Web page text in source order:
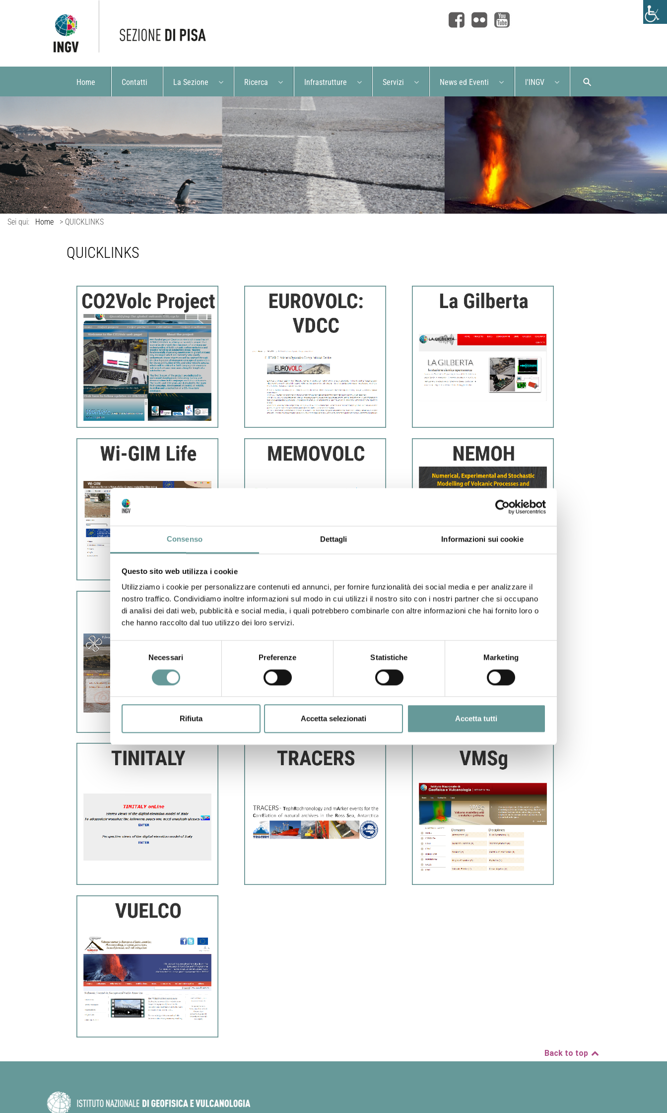
Consenso Dettagli Informazioni sui cookie
Questo sito web utilizza i cookie
Utilizziamo i cookie per personalizzare contenuti ed annunci, per fornire funzionalità dei social media e per analizzare il
nostro traffico. Condividiamo inoltre informazioni sul modo in cui utilizzi il nostro sito con i nostri partner che si occupano
di analisi dei dati web, pubblicità e social media, i quali potrebbero combinarle con altre informazioni che hai fornito loro o
che hanno raccolto dal tuo utilizzo dei loro servizi.
Selezione
del
consenso
Necessari Preferenze Statistiche Marketing
Rifiuta Accetta selezionati Accetta tutti
Home Contatti La Sezione Ricerca Infrastrutture Servizi News ed Eventi l'INGV
Sei qui: Home > QUICKLINKS
QUICKLINKS
Back to top